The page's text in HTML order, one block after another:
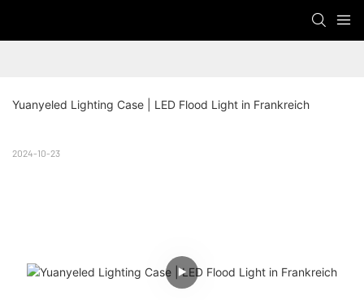
Yuanyeled Lighting Case | LED Flood Light in Frankreich
2024-10-23